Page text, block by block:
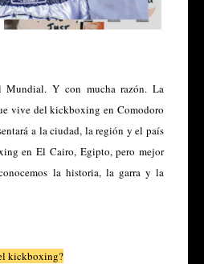
Mundial. Y con mucha razón. La
vive del kickboxing en Comodoro
a la ciudad, la región y el país
en El Cairo, Egipto, pero mejor
la historia, la garra y la
kickboxing?